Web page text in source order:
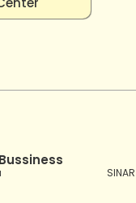
Bussiness
SINAR